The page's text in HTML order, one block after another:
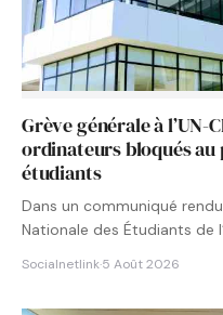
Grève générale à l’UN-
ordinateurs bloqués
étudiants
Dans un communiqué
Nationale des Étudiants de
Socialnetlink·5 Août 2026